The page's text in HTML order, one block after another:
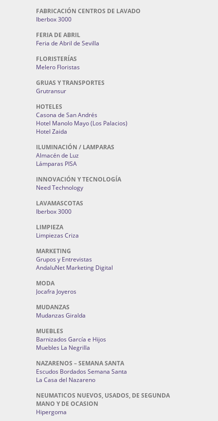
FABRICACIÓN CENTROS DE LAVADO
Iberbox 3000
FERIA DE ABRIL
Feria de Abril de Sevilla
FLORISTERÍAS
Melero Floristas
GRUAS Y TRANSPORTES
Grutransur
HOTELES
Casona de San Andrés
Hotel Manolo Mayo (Los Palacios)
Hotel Zaida
ILUMINACIÓN / LAMPARAS
Almacén de Luz
Lámparas PISA
INNOVACIÓN Y TECNOLOGÍA
Need Technology
LAVAMASCOTAS
Iberbox 3000
LIMPIEZA
Limpiezas Criza
MARKETING
Grupos y Entrevistas
AndaluNet Marketing Digital
MODA
Jocafra Joyeros
MUDANZAS
Mudanzas Giralda
MUEBLES
Barnizados García e Hijos
Muebles La Negrilla
NAZARENOS – SEMANA SANTA
Escudos Bordados Semana Santa
La Casa del Nazareno
NEUMATICOS NUEVOS, USADOS, DE SEGUNDA
MANO Y DE OCASION
Hipergoma